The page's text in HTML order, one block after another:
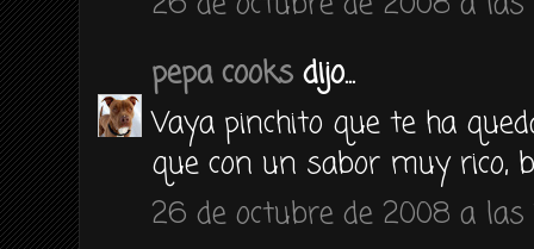
pepa cooks dijo...
Vaya pinchito que te ha
que con un sabor muy rico,
26 de octubre de 2008 a las